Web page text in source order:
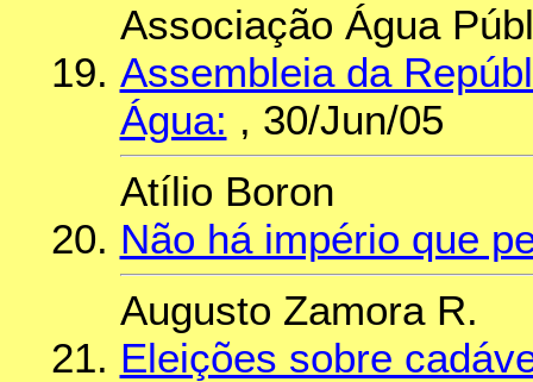
Associação Água
Assembleia da
Água: , 30/Jun/05
Atílio Boron
Não há império que
Augusto Zamora R.
Eleições sobre